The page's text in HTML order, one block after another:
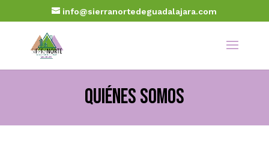
info@sierranortedeguadalajara.com
Quiénes somos